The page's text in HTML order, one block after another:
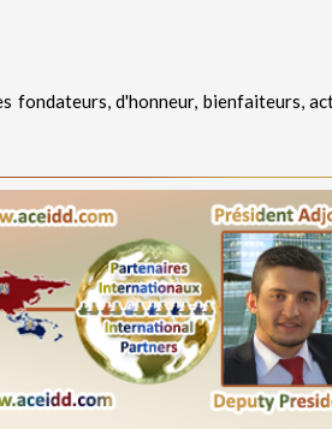
fondateurs, d'honneur, bienfaiteurs,